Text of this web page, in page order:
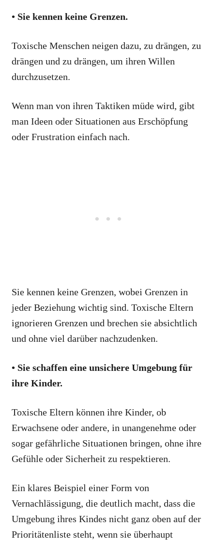
• Sie kennen keine Grenzen.
Toxische Menschen neigen dazu, zu drängen, zu
drängen und zu drängen, um ihren Willen
durchzusetzen.
Wenn man von ihren Taktiken müde wird, gibt
man Ideen oder Situationen aus Erschöpfung
oder Frustration einfach nach.
Sie kennen keine Grenzen, wobei Grenzen in
jeder Beziehung wichtig sind. Toxische Eltern
ignorieren Grenzen und brechen sie absichtlich
und ohne viel darüber nachzudenken.
• Sie schaffen eine unsichere Umgebung für
ihre Kinder.
Toxische Eltern können ihre Kinder, ob
Erwachsene oder andere, in unangenehme oder
sogar gefährliche Situationen bringen, ohne ihre
Gefühle oder Sicherheit zu respektieren.
Ein klares Beispiel einer Form von
Vernachlässigung, die deutlich macht, dass die
Umgebung ihres Kindes nicht ganz oben auf der
Prioritätenliste steht, wenn sie überhaupt